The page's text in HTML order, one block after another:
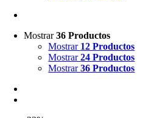
Mostrar36 Productos
Mostrar 12 Productos
Mostrar24 Productos
Mostrar36 Productos